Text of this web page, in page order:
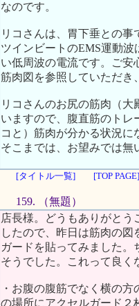
なのです。
リコさんは、胃下垂との事
ツインビートのEMS運動
い低周波の電流です。ご安
筋肉図を参照していただき
リコさんのお尻の筋肉（
いますので、腹直筋のトレ
コと）筋肉が分かる状況に
そこまでは、お望みでは無
[タイトル一覧] [TOP PAGE]
159. （無題）
店長様。どうもありがと
したので、昨日は筋肉の
ガードを貼ってみました。
そうでした。これって良く
・お腹の腹筋でなく横の
の場所にアクセルガード２